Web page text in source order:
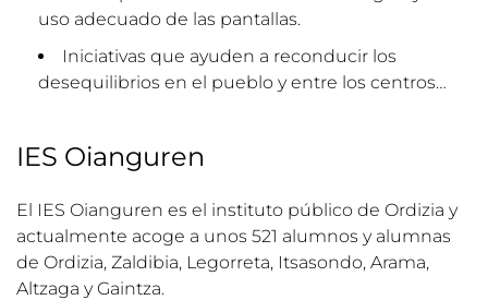
uso adecuado de las pantallas.
Iniciativas que ayuden a reconducir los
desequilibrios en el pueblo y entre los centros…
IES Oianguren
El IES Oianguren es el instituto público de Ordizia y
actualmente acoge a unos 521 alumnos y alumnas
de Ordizia, Zaldibia, Legorreta, Itsasondo, Arama,
Altzaga y Gaintza.